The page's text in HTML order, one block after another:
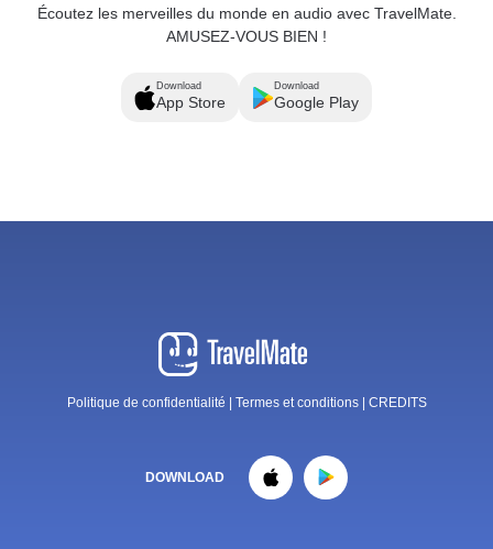
Écoutez les merveilles du monde en audio avec TravelMate.
AMUSEZ-VOUS BIEN !
Download
App Store
Download
Google Play
Politique de confidentialité Termes et conditions CREDITS
DOWNLOAD